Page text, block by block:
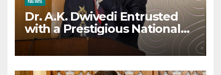
NEWS
Dr. A.K. Dwivedi Entrusted
with a Prestigious National
Responsibility